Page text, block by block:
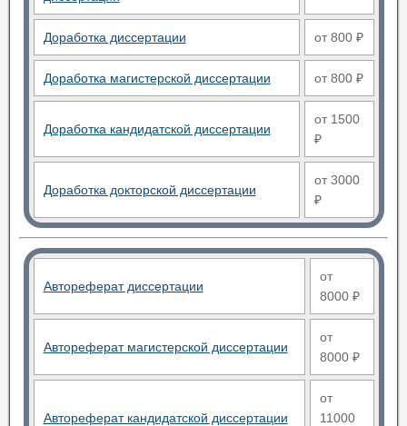
Доработка диссертации от 800 ₽
Доработка магистерской диссертации от 800 ₽
Доработка кандидатской диссертации
от 1500
₽
Доработка докторской диссертации
от 3000
₽
Автореферат диссертации
от
8000 ₽
Автореферат магистерской диссертации
от
8000 ₽
Автореферат кандидатской диссертации
от
11000